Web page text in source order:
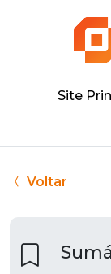
Site
Voltar